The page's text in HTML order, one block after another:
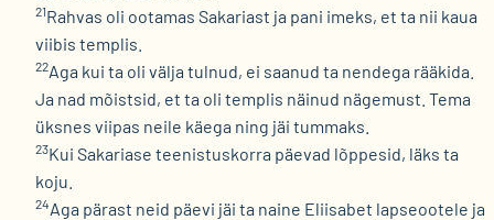
21Rahvas oli ootamas Sakariast ja pani imeks, et ta nii kaua
viibis templis.
22Aga kui ta oli välja tulnud, ei saanud ta nendega rääkida.
Ja nad mõistsid, et ta oli templis näinud nägemust. Tema
üksnes viipas neile käega ning jäi tummaks.
23Kui Sakariase teenistuskorra päevad lõppesid, läks ta
koju.
24Aga pärast neid päevi jäi ta naine Eliisabet lapseootele ja